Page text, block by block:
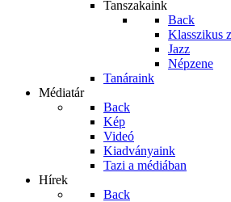
Tanszakaink
Back
Klasszikus
Jazz
Népzene
Tanáraink
Médiatár
Back
Kép
Videó
Kiadványaink
Tazi a médiában
Hírek
Back